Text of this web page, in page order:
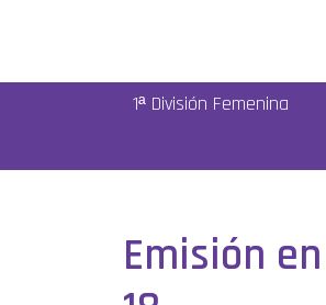
1ª División Femenina
Emisión